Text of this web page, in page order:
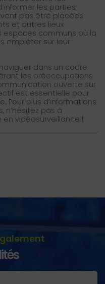
les parties
pas être placées
et autres lieux
espaces communs où la
empiéter sur leur
naviguer dans un cadre
les préoccupations
ouverte sur
est essentielle pour
Pour plus d’informations
n’hésitez pas à
en vidéosurveillance !